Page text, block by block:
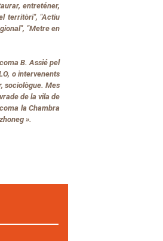
entreténer,
territòri", "Actiu
"Metre en
B. Assié pel
o intervenents
sociològue. Mes
de la vila de
la Chambra
».